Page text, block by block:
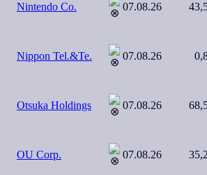
Nintendo Co. 07.08.26
Nippon Tel.&Te. 07.08.26
Otsuka Holdings 07.08.26
OU Corp. 07.08.26